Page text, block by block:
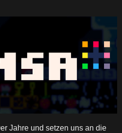
Jahre und setzen uns an die